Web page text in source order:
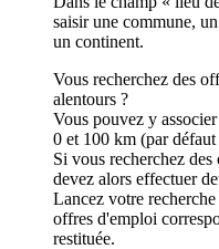
saisir une commune,
un continent.
Vous recherchez des
alentours ?
Vous pouvez y
0 et 100 km (par
Si vous recherchez
devez alors effectuer
Lancez votre
offres d'emploi
restituée.